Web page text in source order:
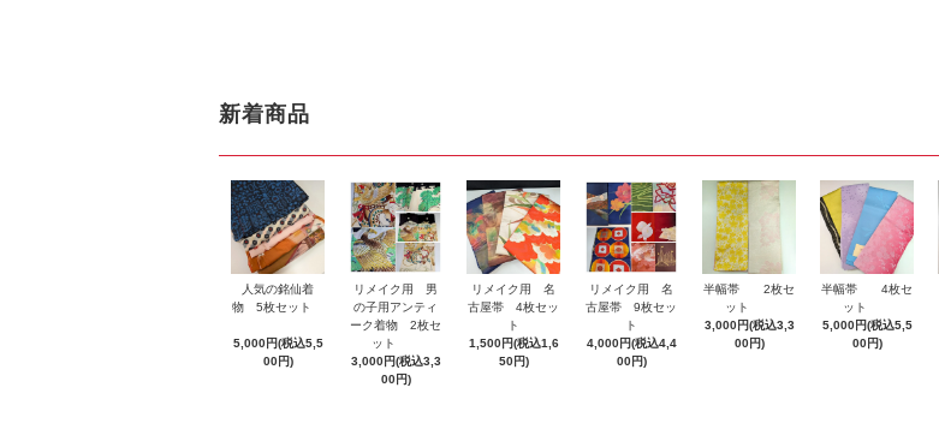
新着商品
人気の銘仙着
物 5枚セット
5,000円(税込5,5
00円)
リメイク用 男
の子用アンティ
ーク着物 2枚セ
ット
3,000円(税込3,3
00円)
リメイク用 名
古屋帯 4枚セッ
ト
1,500円(税込1,6
50円)
リメイク用 名
古屋帯 9枚セッ
ト
4,000円(税込4,4
00円)
半幅帯 2枚セ
ット
3,000円(税込3,3
00円)
半幅帯 4枚セ
ット
5,000円(税込5,5
00円)